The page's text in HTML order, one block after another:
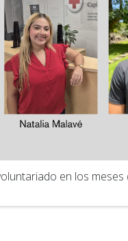
en los meses